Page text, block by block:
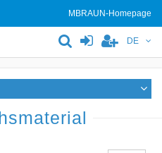
MBRAUN-Homepage
DE